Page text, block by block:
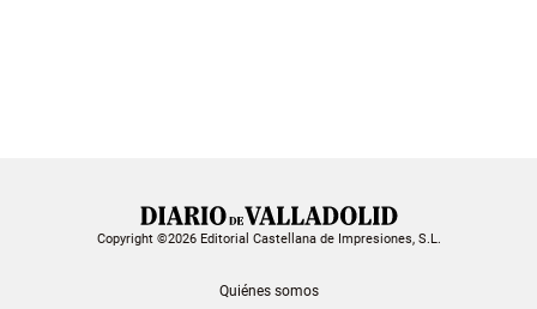
Copyright ©2026 Editorial Castellana de Impresiones, S.L.
Quiénes somos